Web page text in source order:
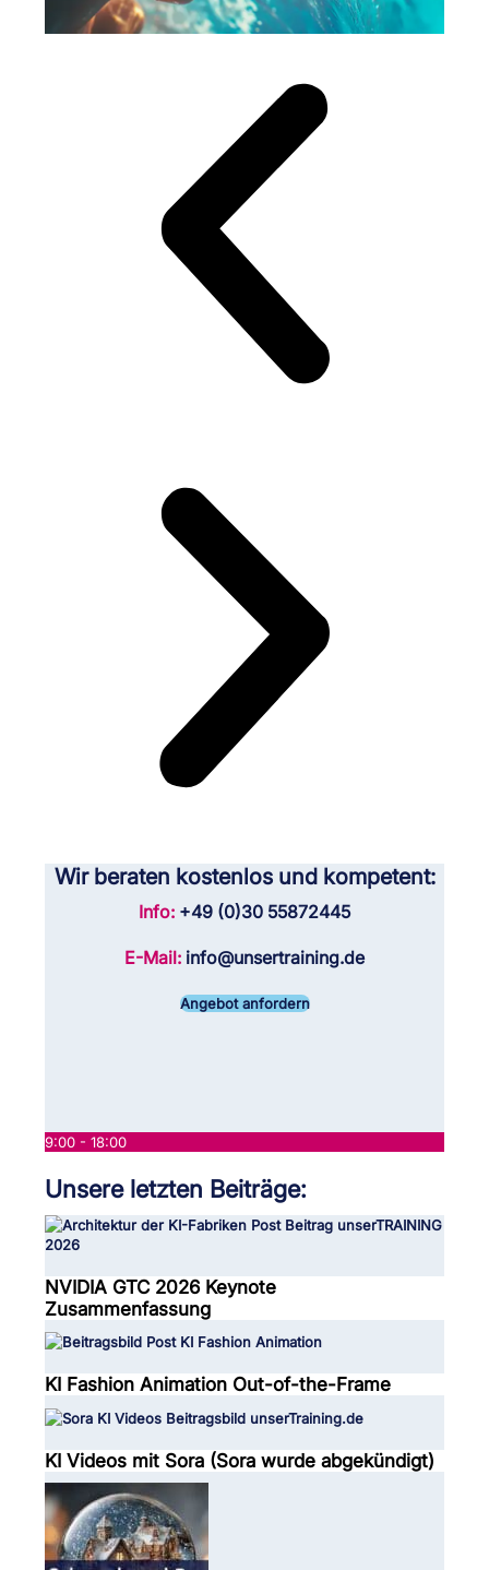
Wir beraten kostenlos und kompetent:
Info: +49 (0)30 55872445
E-Mail: info@unsertraining.de
Angebot anfordern
9:00 - 18:00
Unsere letzten Beiträge:
NVIDIA GTC 2026 Keynote
Zusammenfassung
KI Fashion Animation Out-of-the-Frame
KI Videos mit Sora (Sora wurde abgekündigt)